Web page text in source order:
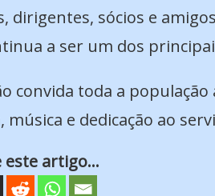
dirigentes, sócios e
a ser um dos
convida toda a
música e dedicação ao
este artigo...